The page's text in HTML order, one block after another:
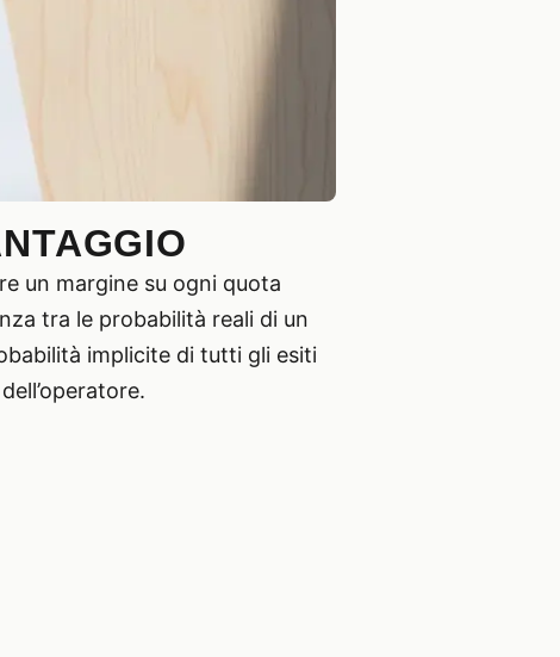
un margine su ogni quota
tra le probabilità reali di un
implicite di tutti gli esiti